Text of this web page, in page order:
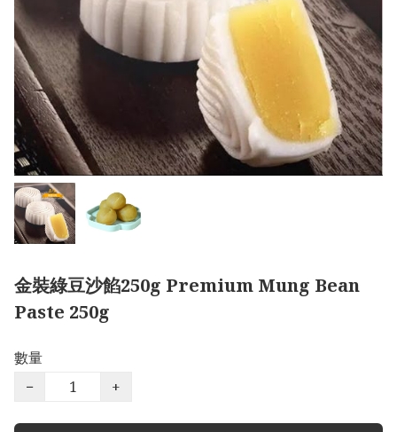
金裝綠豆沙餡250g Premium Mung Bean
Paste 250g
數量
−
+